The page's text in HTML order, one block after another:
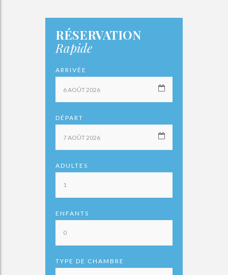
RÉSERVATION
Rapide
ARRIVÉE
DÉPART
ADULTES
ENFANTS
TYPE DE CHAMBRE